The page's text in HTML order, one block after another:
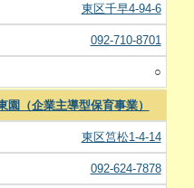
東区千早4-94-6
092-710-8701
○
（企業主導型保育事業）
東区筥松1-4-14
092-624-7878